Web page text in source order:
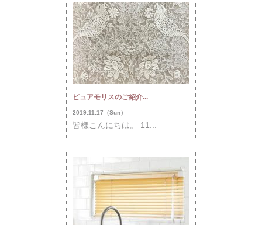
ピュアモリスのご紹介...
2019.11.17（Sun）
皆様こんにちは。 11...